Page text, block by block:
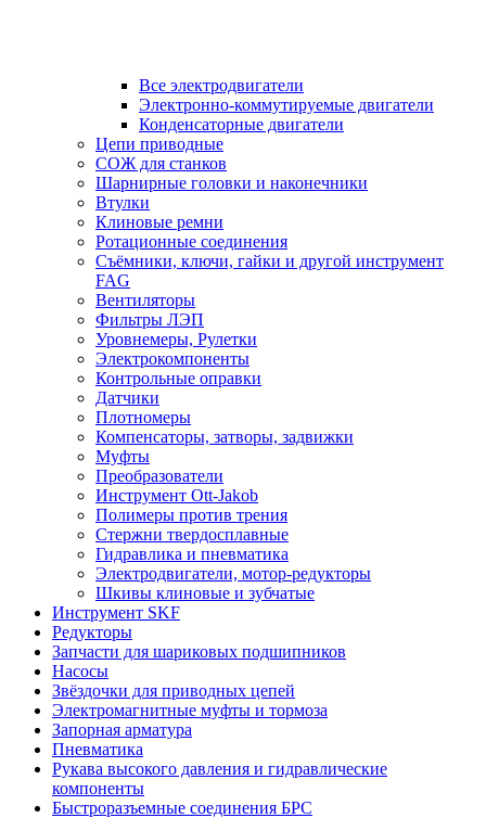
Все электродвигатели
Электронно-коммутируемые двигатели
Конденсаторные двигатели
Цепи приводные
СОЖ для станков
Шарнирные головки и наконечники
Втулки
Клиновые ремни
Ротационные соединения
Съёмники, ключи, гайки и другой инструмент
FAG
Вентиляторы
Фильтры ЛЭП
Уровнемеры, Рулетки
Электрокомпоненты
Контрольные оправки
Датчики
Плотномеры
Компенсаторы, затворы, задвижки
Муфты
Преобразователи
Инструмент Ott-Jakob
Полимеры против трения
Стержни твердосплавные
Гидравлика и пневматика
Электродвигатели, мотор-редукторы
Шкивы клиновые и зубчатые
Инструмент SKF
Редукторы
Запчасти для шариковых подшипников
Насосы
Звёздочки для приводных цепей
Электромагнитные муфты и тормоза
Запорная арматура
Пневматика
Рукава высокого давления и гидравлические
компоненты
Быстроразъемные соединения БРС